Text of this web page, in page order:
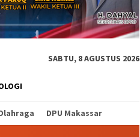
SABTU, 8 AGUSTUS 2026
DPU Makassar